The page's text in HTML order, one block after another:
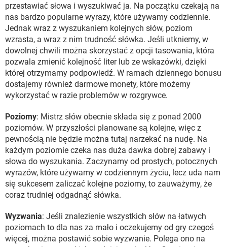
przestawiać słowa i wyszukiwać ja. Na początku czekają na
nas bardzo popularne wyrazy, które używamy codziennie.
Jednak wraz z wyszukaniem kolejnych słów, poziom
wzrasta, a wraz z nim trudność słówka. Jeśli utkniemy, w
dowolnej chwili można skorzystać z opcji tasowania, która
pozwala zmienić kolejność liter lub ze wskazówki, dzięki
której otrzymamy podpowiedź. W ramach dziennego bonusu
dostajemy również darmowe monety, które możemy
wykorzystać w razie problemów w rozgrywce.
Poziomy: Mistrz słów obecnie składa się z ponad 2000
poziomów. W przyszłości planowane są kolejne, więc z
pewnością nie będzie można tutaj narzekać na nudę. Na
każdym poziomie czeka nas duża dawka dobrej zabawy i
słowa do wyszukania. Zaczynamy od prostych, potocznych
wyrazów, które używamy w codziennym życiu, lecz uda nam
się sukcesem zaliczać kolejne poziomy, to zauważymy, że
coraz trudniej odgadnąć słówka.
Wyzwania: Jeśli znalezienie wszystkich słów na łatwych
poziomach to dla nas za mało i oczekujemy od gry czegoś
więcej, można postawić sobie wyzwanie. Polega ono na